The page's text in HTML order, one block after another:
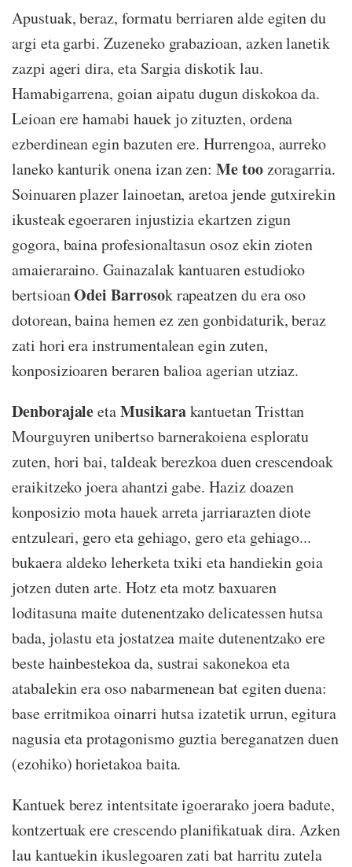
Apustuak, beraz, formatu berriaren alde egiten du
argi eta garbi. Zuzeneko grabazioan, azken lanetik
zazpi ageri dira, eta Sargia diskotik lau.
Hamabigarrena, goian aipatu dugun diskokoa da.
Leioan ere hamabi hauek jo zituzten, ordena
ezberdinean egin bazuten ere. Hurrengoa, aurreko
laneko kanturik onena izan zen: Me toozoragarria.
Soinuaren plazer lainoetan, aretoa jende gutxirekin
ikusteak egoeraren injustizia ekartzen zigun
gogora, baina profesionaltasun osoz ekin zioten
amaieraraino. Gainazalak kantuaren estudioko
bertsioanOdei Barrosok rapeatzen du era oso
dotorean, baina hemen ez zen gonbidaturik, beraz
zati hori era instrumentalean egin zuten,
konposizioaren beraren balioa agerian utziaz.
DenborajaleetaMusikarakantuetan Tristtan
Mourguyren unibertso barnerakoiena esploratu
zuten, hori bai, taldeak berezkoa duen crescendoak
eraikitzeko joera ahantzi gabe. Haziz doazen
konposizio mota hauek arreta jarriarazten diote
entzuleari, gero eta gehiago, gero eta gehiago...
bukaera aldeko leherketa txiki eta handiekin goia
jotzen duten arte. Hotz eta motz baxuaren
loditasuna maite dutenentzako delicatessen hutsa
bada, jolastu eta jostatzea maite dutenentzako ere
beste hainbestekoa da, sustrai sakonekoa eta
atabalekin era oso nabarmenean bat egiten duena:
base erritmikoa oinarri hutsa izatetik urrun, egitura
nagusia eta protagonismo guztia bereganatzen duen
(ezohiko) horietakoa baita.
Kantuek berez intentsitate igoerarako joera badute,
kontzertuak ere crescendo planifikatuak dira. Azken
lau kantuekin ikuslegoaren zati bat harritu zutela